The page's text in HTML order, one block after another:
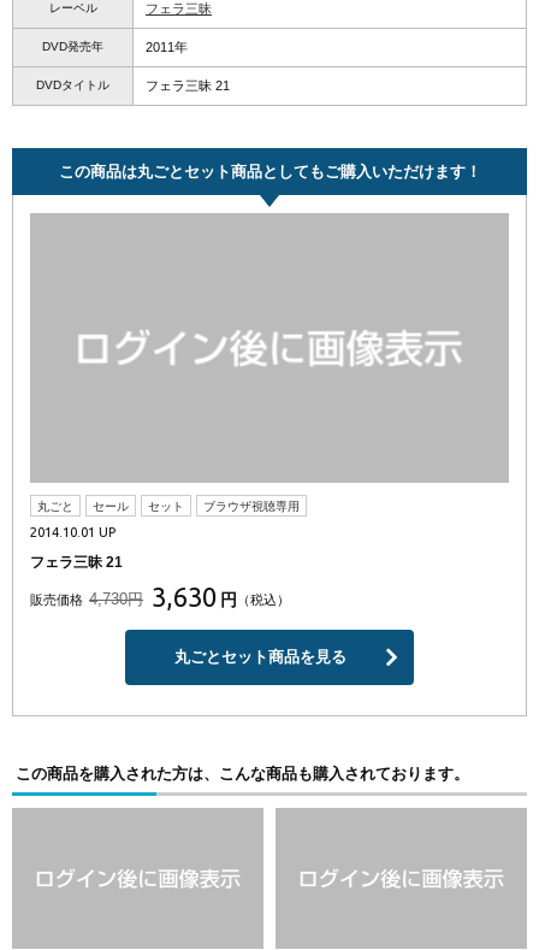
レーベル フェラ三昧
DVD発売年 2011年
DVDタイトル フェラ三昧 21
この商品は丸ごとセット商品としてもご購入いただけます！
丸ごと セール セット ブラウザ視聴専用
2014.10.01 UP
フェラ三昧 21
販売価格 4,730円 3,630 円 （税込）
丸ごとセット商品を見る
この商品を購入された方は、こんな商品も購入されております。